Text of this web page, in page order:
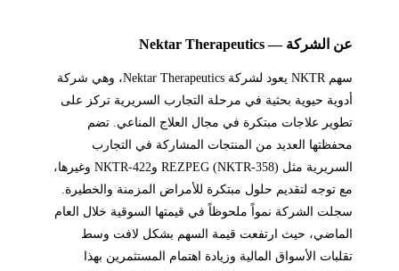
عن الشركة — Nektar Therapeutics
سهم NKTR يعود لشركة Nektar Therapeutics، وهي شركة
أدوية حيوية بحثية في مرحلة التجارب السريرية تركز على
تطوير علاجات مبتكرة في مجال العلاج المناعي. تضم
محفظتها العديد من المنتجات المشاركة في التجارب
السريرية مثل REZPEG (NKTR-358) وNKTR-422 وغيرها،
مع توجه لتقديم حلول مبتكرة للأمراض المزمنة والخطيرة.
سجلت الشركة نمواً ملحوظاً في قيمتها السوقية خلال العام
الماضي، حيث ارتفعت قيمة السهم بشكل لافت وسط
تقلبات الأسواق المالية وزيادة اهتمام المستثمرين بهذا